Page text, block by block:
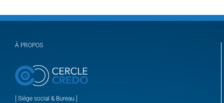
À PROPOS
[ Siège social & Bureau ]